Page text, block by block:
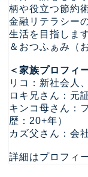
柄や役立つ節約
金融リテラシー
生活を目指しま
＆おつふぁみ（
＜家族プロフィ
リコ：新社会人
ロキ兄さん：元
キンコ母さん：
歴：20+年）
カズ父さん：会
詳細はプロフィ